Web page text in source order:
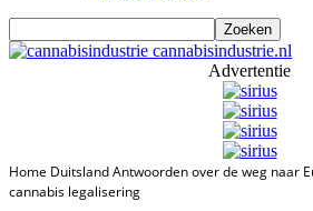
cannabisindustrie.nl
Advertentie
Home DuitslandAntwoorden over de weg naar
cannabis legalisering